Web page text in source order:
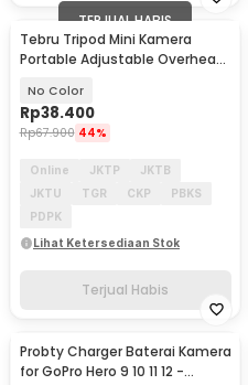
TERJUAL HABIS
Tebru Tripod Mini Kamera
Portable Adjustable Overhead
No Color
Rp38.400
Rp67.900 44%
Online JKTP
JKTB
JKTU
TGR CKP
PBKS
PDPK
Lihat Ketersediaan Stok
Terjual Habis
Probty Charger Baterai Kamera
for GoPro Hero 9 10 11 12 -